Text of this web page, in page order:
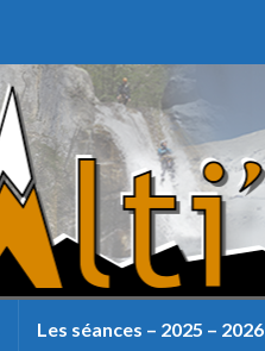
Les séances – 2025 – 2026